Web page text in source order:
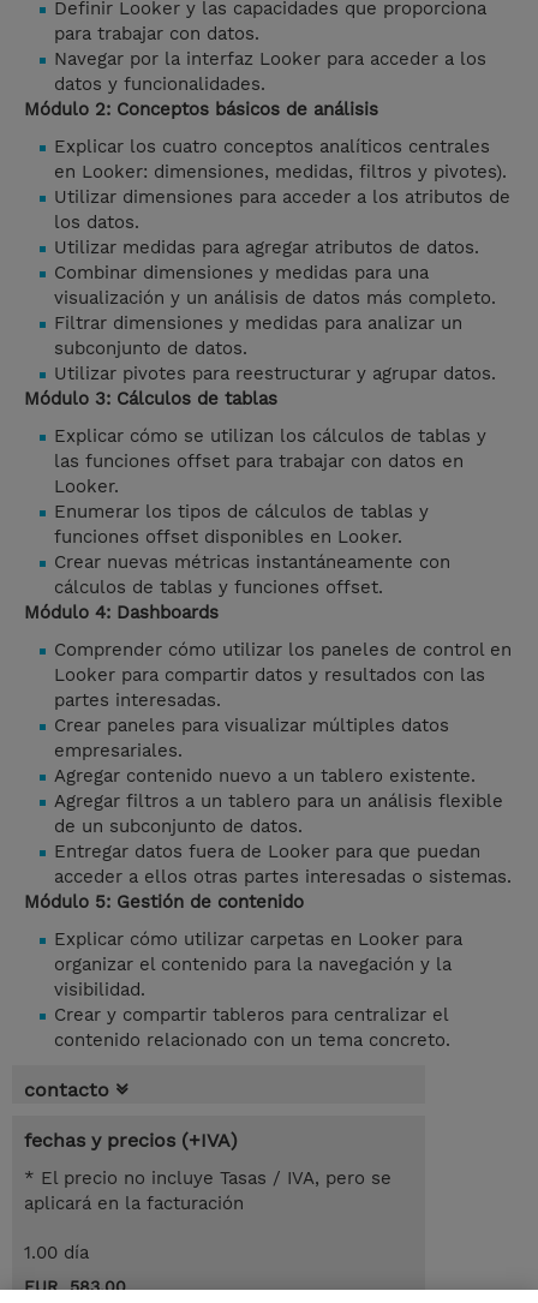
Definir Looker y las capacidades que proporciona
para trabajar con datos.
Navegar por la interfaz Looker para acceder a los
datos y funcionalidades.
Módulo 2: Conceptos básicos de análisis
Explicar los cuatro conceptos analíticos centrales
en Looker: dimensiones, medidas, filtros y pivotes).
Utilizar dimensiones para acceder a los atributos de
los datos.
Utilizar medidas para agregar atributos de datos.
Combinar dimensiones y medidas para una
visualización y un análisis de datos más completo.
Filtrar dimensiones y medidas para analizar un
subconjunto de datos.
Utilizar pivotes para reestructurar y agrupar datos.
Módulo 3: Cálculos de tablas
Explicar cómo se utilizan los cálculos de tablas y
las funciones offset para trabajar con datos en
Looker.
Enumerar los tipos de cálculos de tablas y
funciones offset disponibles en Looker.
Crear nuevas métricas instantáneamente con
cálculos de tablas y funciones offset.
Módulo 4: Dashboards
Comprender cómo utilizar los paneles de control en
Looker para compartir datos y resultados con las
partes interesadas.
Crear paneles para visualizar múltiples datos
empresariales.
Agregar contenido nuevo a un tablero existente.
Agregar filtros a un tablero para un análisis flexible
de un subconjunto de datos.
Entregar datos fuera de Looker para que puedan
acceder a ellos otras partes interesadas o sistemas.
Módulo 5: Gestión de contenido
Explicar cómo utilizar carpetas en Looker para
organizar el contenido para la navegación y la
visibilidad.
Crear y compartir tableros para centralizar el
contenido relacionado con un tema concreto.
contacto
fechas y precios (+IVA)
* El precio no incluye Tasas / IVA, pero se
aplicará en la facturación
1.00 día
EUR 583,00